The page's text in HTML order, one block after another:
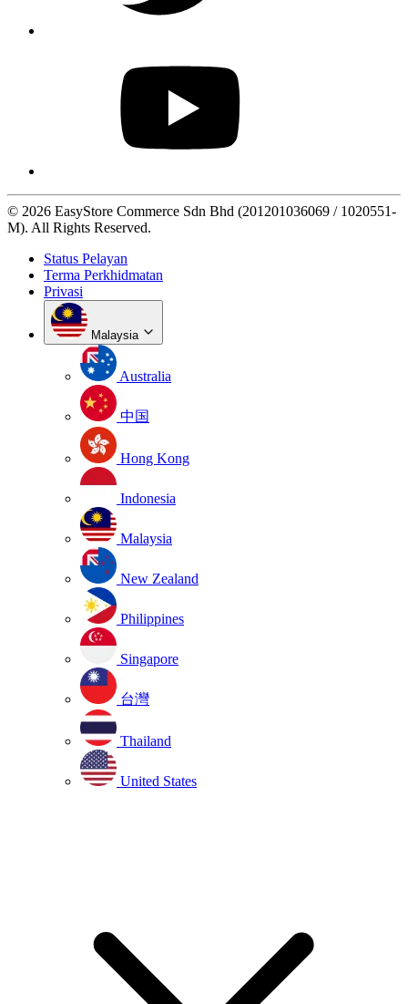
© 2026 EasyStore Commerce Sdn Bhd (201201036069 / 1020551-
M). All Rights Reserved.
Status Pelayan
Terma Perkhidmatan
Privasi
Malaysia
Australia
中国
Hong Kong
Indonesia
Malaysia
New Zealand
Philippines
Singapore
台灣
Thailand
United States